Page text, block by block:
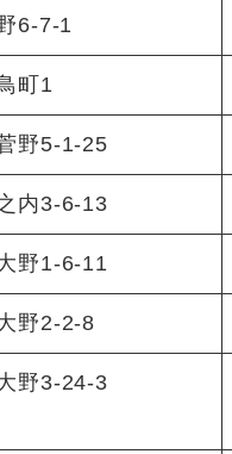
6-7-1
町1
野5-1-25
内3-6-13
野1-6-11
野2-2-8
野3-24-3